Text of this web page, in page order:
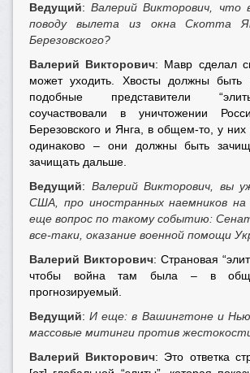
Ведущий:Валерий Викторович, что
поводу вылета из окна Скотта
Березовского?
Валерий Викторович: Мавр сделал
может уходить. Хвосты должны быть
подобные представители
соучаствовали в уничтожении
Березовского и Янга, в общем-то, у
одинаково – они должны быть
зачищать дальше.
Ведущий: Валерий Викторович, вы
США, про иностранных наемников на
еще вопрос по такому событию:
все-таки, оказание военной помощи
Валерий Викторович: Страновая
чтобы война там была – в
прогнозируемый.
Ведущий:И еще: в Вашингтоне и
массовые митинги против
Валерий Викторович: Это ответка